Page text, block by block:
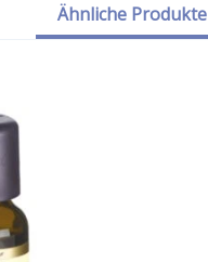
Ähnliche Produkte